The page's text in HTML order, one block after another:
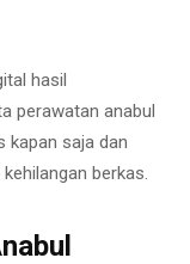
hasil
perawatan anabul
kapan saja dan
berkas.